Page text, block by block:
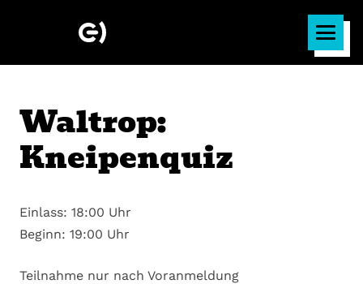
Waltrop:
Kneipenquiz
Einlass: 18:00 Uhr
Beginn: 19:00 Uhr
Teilnahme nur nach Voranmeldung